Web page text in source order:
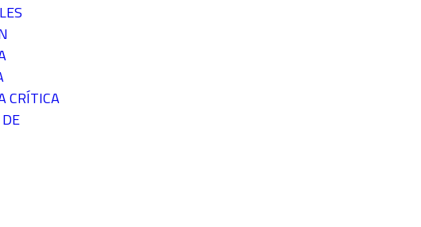
CRÍTICA